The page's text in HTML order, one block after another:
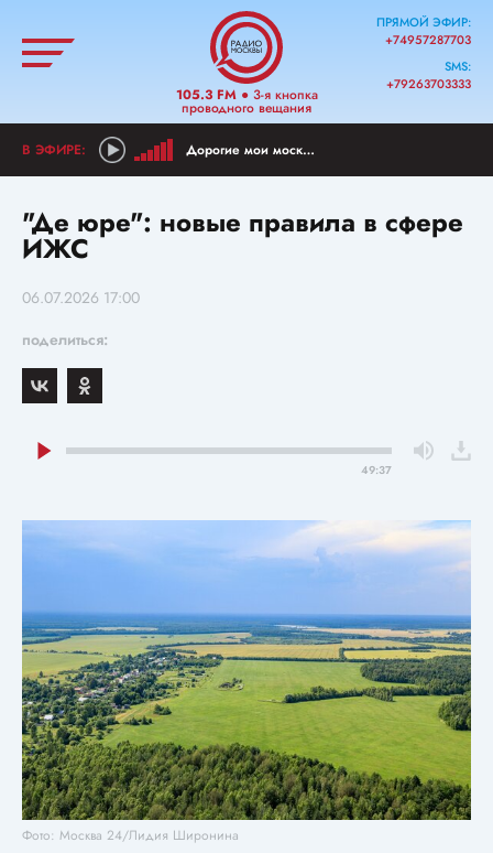
105.3 FM● 3-я кнопка
проводного вещания
ПРЯМОЙ ЭФИР:
+74957287703
SMS:
+79263703333
Дорогие мои москвичи!
"Де юре": новые правила в сфере
ИЖС
06.07.2026 17:00
поделиться:
49:37
Фото: Москва 24/Лидия Широнина